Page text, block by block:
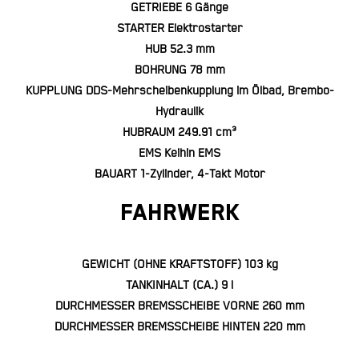
GETRIEBE 6 Gänge
STARTER Elektrostarter
HUB 52.3 mm
BOHRUNG 78 mm
KUPPLUNG DDS-Mehrscheibenkupplung im Ölbad, Brembo-
Hydraulik
HUBRAUM 249.91 cm³
EMS Keihin EMS
BAUART 1-Zylinder, 4-Takt Motor
FAHRWERK
GEWICHT (OHNE KRAFTSTOFF) 103 kg
TANKINHALT (CA.) 9 l
DURCHMESSER BREMSSCHEIBE VORNE 260 mm
DURCHMESSER BREMSSCHEIBE HINTEN 220 mm